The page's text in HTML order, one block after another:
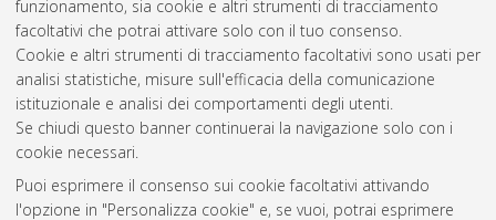
funzionamento, sia cookie e altri strumenti di tracciamento
facoltativi che potrai attivare solo con il tuo consenso.
Cookie e altri strumenti di tracciamento facoltativi sono usati per
analisi statistiche, misure sull'efficacia della comunicazione
istituzionale e analisi dei comportamenti degli utenti.
Se chiudi questo banner continuerai la navigazione solo con i
cookie necessari.
Puoi esprimere il consenso sui cookie facoltativi attivando
l'opzione in "Personalizza cookie" e, se vuoi, potrai esprimere
Atom
Rss 1.0
Rss 2.0